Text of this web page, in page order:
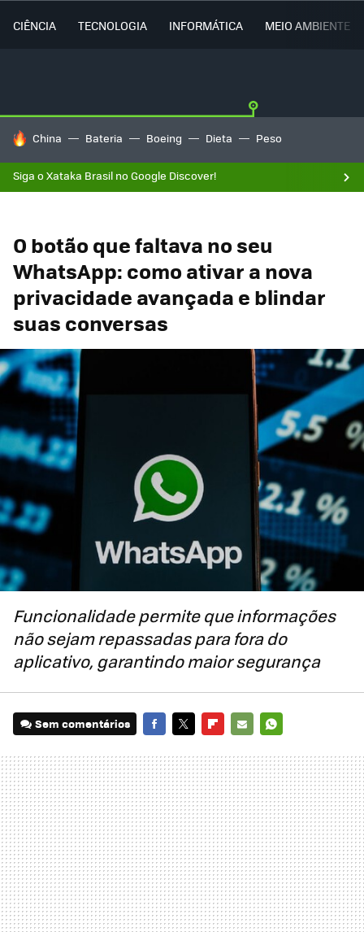
CIÊNCIA TECNOLOGIA INFORMÁTICA MEIO AMBIENTE
TENDÊNCIAS DO DIA
China Bateria Boeing Dieta Peso
Siga o Xataka Brasil no Google Discover!
O botão que faltava no seu
WhatsApp: como ativar a nova
privacidade avançada e blindar
suas conversas
Funcionalidade permite que informações
não sejam repassadas para fora do
aplicativo, garantindo maior segurança
Sem comentários
MAIL